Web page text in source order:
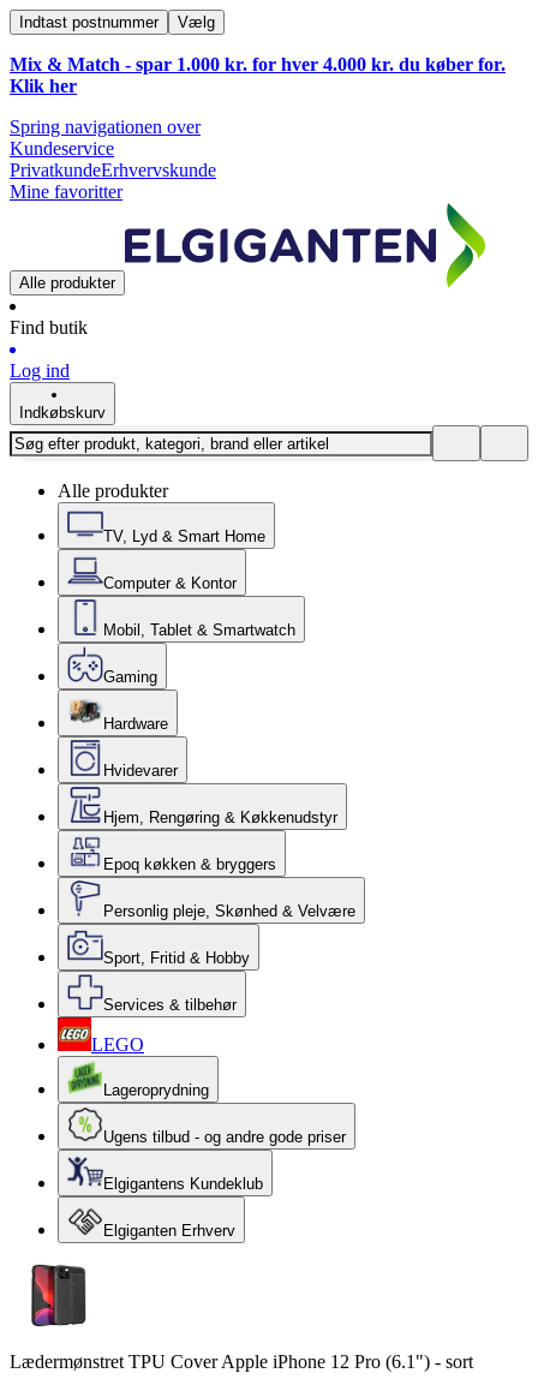
Indtast postnummer Vælg
Mix & Match - spar 1.000 kr. for hver 4.000 kr. du køber for.
Klik her
Spring navigationen over
Kundeservice
PrivatkundeErhvervskunde
Mine favoritter
Alle produkter
Find butik
Log ind
Indkøbskurv
Alle produkter
TV, Lyd & Smart Home
Computer & Kontor
Mobil, Tablet & Smartwatch
Gaming
Hardware
Hvidevarer
Hjem, Rengøring & Køkkenudstyr
Epoq køkken & bryggers
Personlig pleje, Skønhed & Velvære
Sport, Fritid & Hobby
Services & tilbehør
LEGO
Lageroprydning
Ugens tilbud - og andre gode priser
Elgigantens Kundeklub
Elgiganten Erhverv
Lædermønstret TPU Cover Apple iPhone 12 Pro (6.1") - sort